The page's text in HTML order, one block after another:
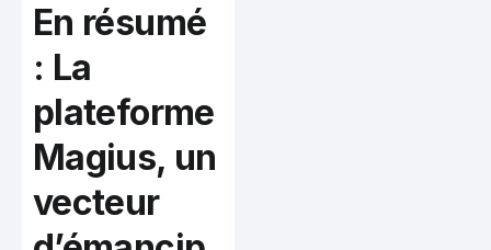
En résumé
: La
plateforme
Magius, un
vecteur